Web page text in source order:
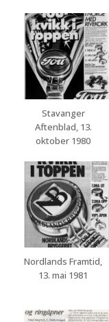
Stavanger
Aftenblad, 13.
oktober 1980
Nordlands Framtid,
13. mai 1981